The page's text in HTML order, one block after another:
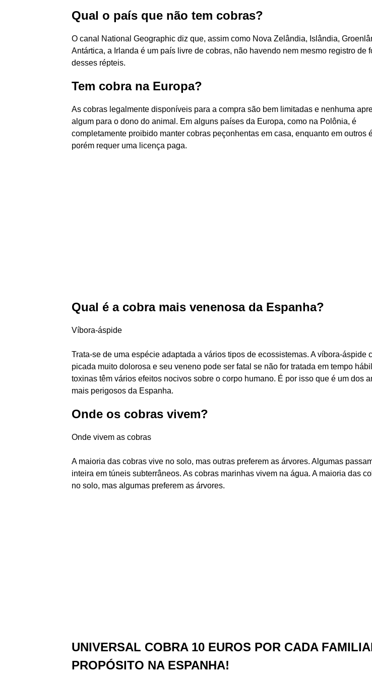
Qual o país que não tem cobras?
O canal National Geographic diz que, assim como Nova Zelândia, Islândia,
Antártica, a Irlanda é um país livre de cobras, não havendo nem mesmo registro de
desses répteis.
Tem cobra na Europa?
As cobras legalmente disponíveis para a compra são bem limitadas e nenhuma
algum para o dono do animal. Em alguns países da Europa, como na Polônia, é
completamente proibido manter cobras peçonhentas em casa, enquanto em outros
porém requer uma licença paga.
Qual é a cobra mais venenosa da Espanha?
Víbora-áspide
Trata-se de uma espécie adaptada a vários tipos de ecossistemas. A víbora-áspide
picada muito dolorosa e seu veneno pode ser fatal se não for tratada em tempo
toxinas têm vários efeitos nocivos sobre o corpo humano. É por isso que é um dos
mais perigosos da Espanha.
Onde os cobras vivem?
Onde vivem as cobras
A maioria das cobras vive no solo, mas outras preferem as árvores. Algumas
inteira em túneis subterrâneos. As cobras marinhas vivem na água. A maioria das
no solo, mas algumas preferem as árvores.
UNIVERSAL COBRA 10 EUROS POR CADA
PROPÓSITO NA ESPANHA!